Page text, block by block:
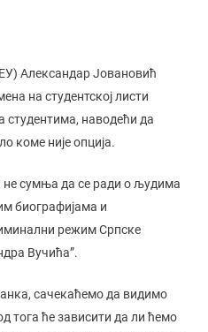
Александар Јовановић
на студентској листи
студентима, наводећи да
коме није опција.
не сумња да се ради о људима
биографијама и
режим Српске
Вучића”.
сачекаћемо да видимо
тога ће зависити да ли ћемо